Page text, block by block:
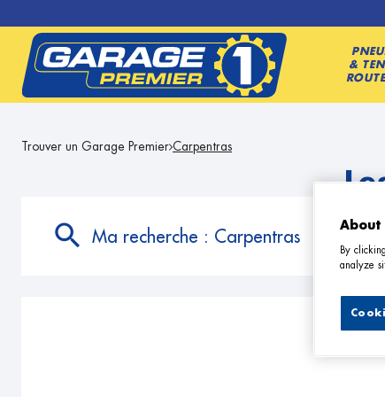
&
Trouver un Garage Premier Carpentras
Ma recherche : Carpentras
About
By
analyze